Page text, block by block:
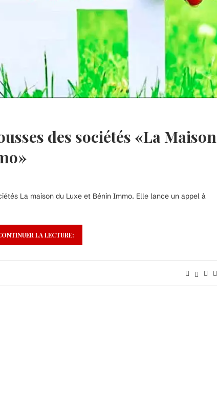
des sociétés «La Maison
La maison du Luxe et Bénin Immo. Elle lance un appel à
LA LECTURE: